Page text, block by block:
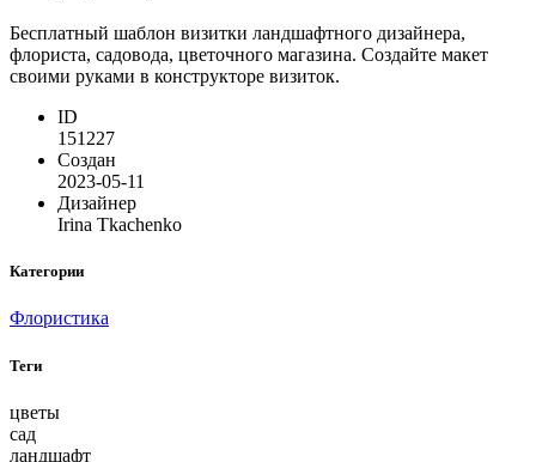
Бесплатный шаблон визитки ландшафтного дизайнера,
флориста, садовода, цветочного магазина. Создайте макет
своими руками в конструкторе визиток.
ID
151227
Создан
2023-05-11
Дизайнер
Irina Tkachenko
Категории
Флористика
Теги
цветы
сад
ландшафт